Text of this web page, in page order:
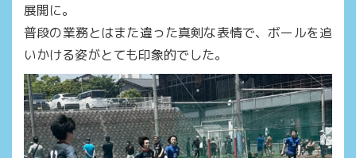
展開に。
普段の業務とはまた違った真剣な表情で、ボールを追
いかける姿がとても印象的でした。